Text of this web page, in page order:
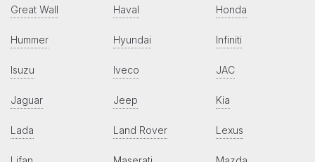
Great Wall Haval Honda
Hummer Hyundai Infiniti
Isuzu Iveco JAC
Jaguar Jeep Kia
Lada Land Rover Lexus